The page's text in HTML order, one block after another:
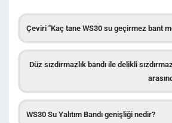
Çeviri "Kaç tane WS30 su geçirmez bant
Düz sızdırmazlık bandı ile delikli
WS30 Su Yalıtım Bandı genişliği nedir?